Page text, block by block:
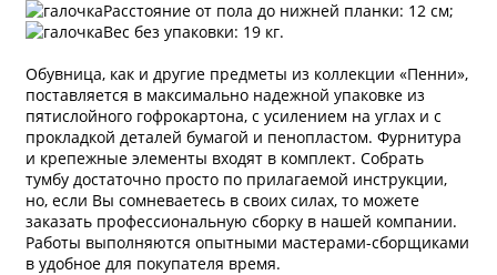
Расстояние от пола до нижней планки: 12 см;
Вес без упаковки: 19 кг.
Обувница, как и другие предметы из коллекции «Пенни»,
поставляется в максимально надежной упаковке из
пятислойного гофрокартона, с усилением на углах и с
прокладкой деталей бумагой и пенопластом. Фурнитура
и крепежные элементы входят в комплект. Собрать
тумбу достаточно просто по прилагаемой инструкции,
но, если Вы сомневаетесь в своих силах, то можете
заказать профессиональную сборку в нашей компании.
Работы выполняются опытными мастерами-сборщиками
в удобное для покупателя время.